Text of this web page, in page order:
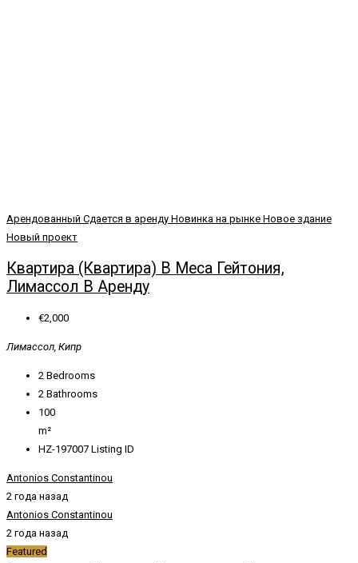
Арендованный Сдается в аренду Новинка на рынке Новое здание
Новый проект
Квартира (Квартира) В Меса Гейтония,
Лимассол В Аренду
€2,000
Лимассол, Кипр
2 Bedrooms
2 Bathrooms
100
m²
HZ-197007 Listing ID
Antonios Constantinou
2 года назад
Antonios Constantinou
2 года назад
Featured